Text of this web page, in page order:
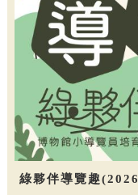
綠夥伴導覽趣